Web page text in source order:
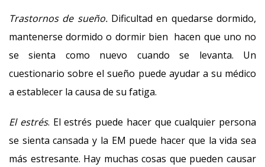
Trastornos de sueño.Dificultad en quedarse dormido,
mantenerse dormido o dormir bien hacen que uno no
se sienta como nuevo cuando se levanta. Un
cuestionario sobre el sueño puede ayudar a su médico
a establecer la causa de su fatiga.
El estrés. El estrés puede hacer que cualquier persona
se sienta cansada y la EM puede hacer que la vida sea
más estresante. Hay muchas cosas que pueden causar